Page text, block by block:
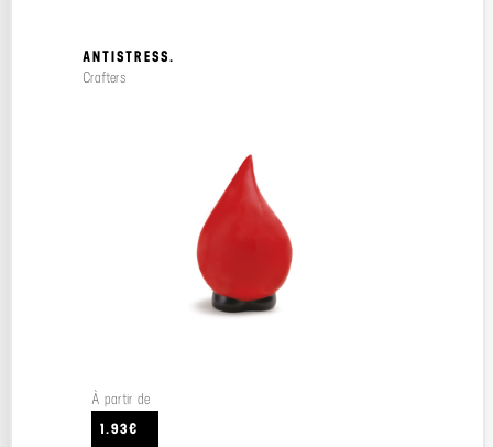
ANTISTRESS.
Crafters
À partir de
1.93€